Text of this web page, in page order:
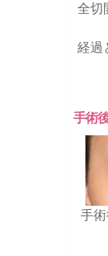
全切
経過
手術
手